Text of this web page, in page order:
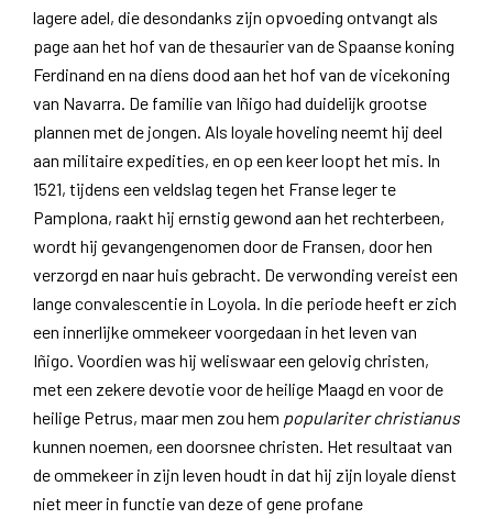
lagere adel, die desondanks zijn opvoeding ontvangt als
page aan het hof van de thesaurier van de Spaanse koning
Ferdinand en na diens dood aan het hof van de vicekoning
van Navarra. De familie van Iñigo had duidelijk grootse
plannen met de jongen. Als loyale hoveling neemt hij deel
aan militaire expedities, en op een keer loopt het mis. In
1521, tijdens een veldslag tegen het Franse leger te
Pamplona, raakt hij ernstig gewond aan het rechterbeen,
wordt hij gevangengenomen door de Fransen, door hen
verzorgd en naar huis gebracht. De verwonding vereist een
lange convalescentie in Loyola. In die periode heeft er zich
een innerlijke ommekeer voorgedaan in het leven van
Iñigo. Voordien was hij weliswaar een gelovig christen,
met een zekere devotie voor de heilige Maagd en voor de
heilige Petrus, maar men zou hem populariter christianus
kunnen noemen, een doorsnee christen. Het resultaat van
de ommekeer in zijn leven houdt in dat hij zijn loyale dienst
niet meer in functie van deze of gene profane